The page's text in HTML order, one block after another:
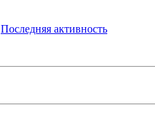
Последняя активность